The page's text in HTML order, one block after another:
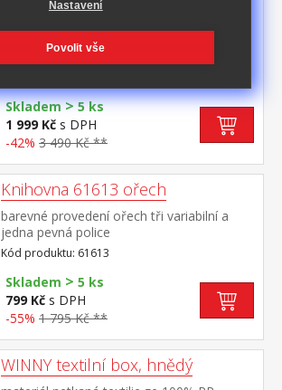
Prádelník 61506 ořech
barevné provedení ořech / bílá čtyři
zásuvky, hloubka zásuvky 30 cm
Skladem>5 ks
1 999 Kč s DPH
-42% 3 490 Kč **
Knihovna 61613 ořech
barevné provedení ořech tři variabilní a
jedna pevná police
Kód produktu: 61613
Skladem > 5 ks
799 Kč s DPH
-55% 1 795 Kč **
WINNY textilní box, hnědý
Nastavení
Povolit vše